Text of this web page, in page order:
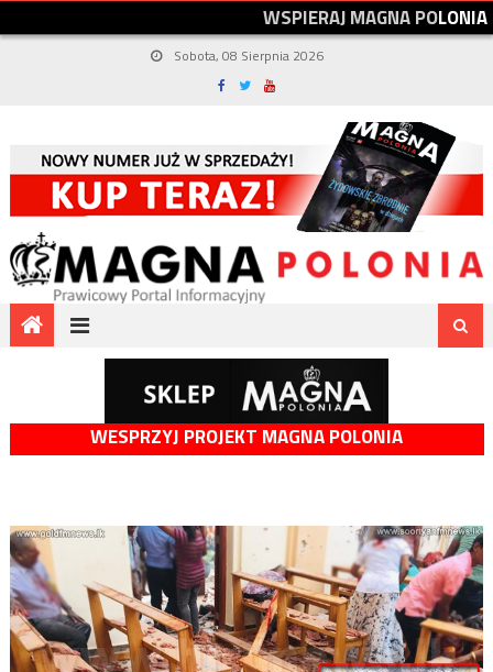
WSPIERAJMAGNAPOLONIA
Sobota, 08 Sierpnia 2026
WESPRZYJ PROJEKT MAGNA POLONIA